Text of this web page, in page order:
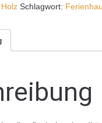
Schlagwort: